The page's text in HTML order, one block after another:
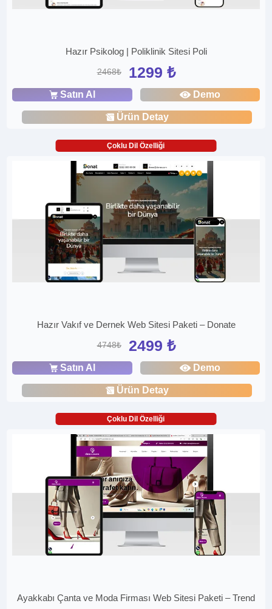
Hazır Psikolog | Poliklinik Sitesi Poli
2468₺ 1299 ₺
Satın Al Demo
Ürün Detay
Çoklu Dil Özelliği
Hazır Vakıf ve Dernek Web Sitesi Paketi – Donate
4748₺ 2499 ₺
Satın Al Demo
Ürün Detay
Çoklu Dil Özelliği
Ayakkabı Çanta ve Moda Firması Web Sitesi Paketi – Trend